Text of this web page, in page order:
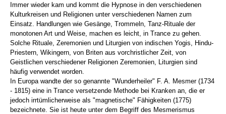
Immer wieder kam und kommt die Hypnose in den verschiedenen
Kulturkreisen und Religionen unter verschiedenen Namen zum
Einsatz. Handlungen wie Gesänge, Trommeln, Tanz-Rituale der
monotonen Art und Weise, machen es leicht, in Trance zu gehen.
Solche Rituale, Zeremonien und Liturgien von indischen Yogis, Hindu-
Priestern, Wikingern, von Briten aus vorchristlicher Zeit, von
Geistlichen verschiedener Religionen Zeremonien, Liturgien sind
häufig verwendet worden.
In Europa wandte der so genannte "Wunderheiler" F. A. Mesmer (1734
- 1815) eine in Trance versetzende Methode bei Kranken an, die er
jedoch irrtümlicherweise als "magnetische" Fähigkeiten (1775)
bezeichnete. Sie ist heute unter dem Begriff des Mesmerismus